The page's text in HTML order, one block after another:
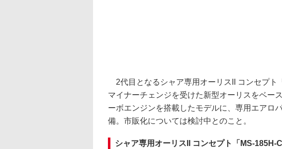
2代目となるシャア専用オーリスII コンセプト
マイナーチェンジを受けた新型オーリスをベー
ーボエンジンを搭載したモデルに、専用エアロ
備。市販化については検討中とのこと。
シャア専用オーリスII コンセプト「MS-185H-